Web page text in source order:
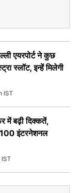
एयरपोर्ट ने कुछ
स्लॉट, इन्हें मिलेगी
IST
में बढ़ी दिक्कतें,
100 इंटरनेशनल